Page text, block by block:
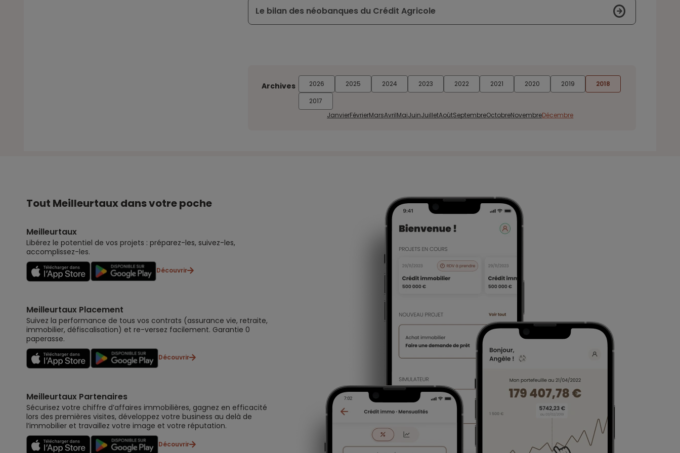
Le bilan des néobanques du Crédit Agricole
Archives 2026 2025 2024 2023 2022 2021 2020 2019
2018
2017
JanvierFévrierMarsAvrilMaiJuinJuilletAoûtSeptembreOctobreNovembreDécembre
Tout Meilleurtaux dans votre poche
Meilleurtaux
Libérez le potentiel de vos projets : préparez-les, suivez-les,
accomplissez-les.
Découvrir
Meilleurtaux Placement
Suivez la performance de tous vos contrats (assurance vie, retraite,
immobilier, défiscalisation) et re-versez facilement. Garantie 0
paperasse.
Découvrir
Meilleurtaux Partenaires
Sécurisez votre chiffre d’affaires immobilières, gagnez en efficacité
lors des premières visites, développez votre business au delà de
l’immobilier et travaillez votre image et votre réputation.
Découvrir